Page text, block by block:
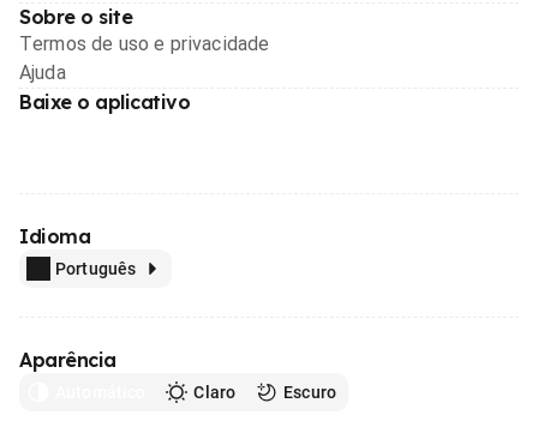
Sobre o site
Termos de uso e privacidade
Ajuda
Baixe o aplicativo
Idioma
Português
Aparência
Claro Escuro